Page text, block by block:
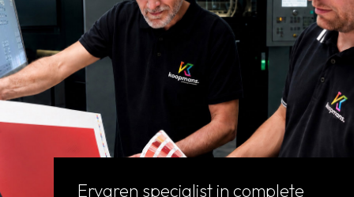
Ervaren specialist in complete